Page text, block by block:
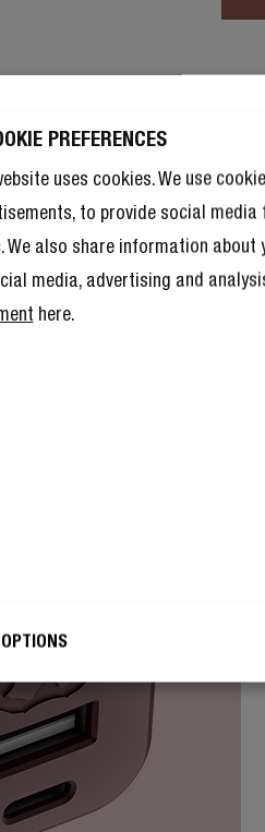
PREFERENCES
uses cookies. We use
to provide social
We also share information
media, advertising and
here.